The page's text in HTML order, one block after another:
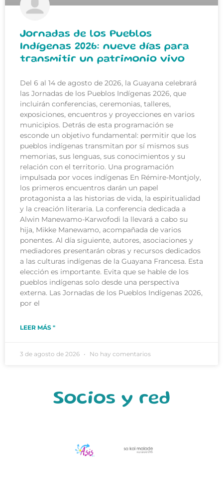
Jornadas de los Pueblos
Indígenas 2026: nueve días para
transmitir un patrimonio vivo
Del 6 al 14 de agosto de 2026, la Guayana celebrará
las Jornadas de los Pueblos Indígenas 2026, que
incluirán conferencias, ceremonias, talleres,
exposiciones, encuentros y proyecciones en varios
municipios. Detrás de esta programación se
esconde un objetivo fundamental: permitir que los
pueblos indígenas transmitan por sí mismos sus
memorias, sus lenguas, sus conocimientos y su
relación con el territorio. Una programación
impulsada por voces indígenas En Rémire-Montjoly,
los primeros encuentros darán un papel
protagonista a las historias de vida, la espiritualidad
y la creación literaria. La conferencia dedicada a
Alwin Manewamo-Karwofodi la llevará a cabo su
hija, Mikke Manewamo, acompañada de varios
ponentes. Al día siguiente, autores, asociaciones y
mediadores presentarán obras y recursos dedicados
a las culturas indígenas de la Guayana Francesa. Esta
elección es importante. Evita que se hable de los
pueblos indígenas solo desde una perspectiva
externa. Las Jornadas de los Pueblos Indígenas 2026,
por el
LEER MÁS "
3 de agosto de 2026 No hay comentarios
Socios y red